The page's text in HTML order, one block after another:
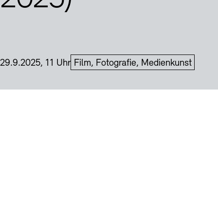
Datum und Uhrzeit:
29.9.2025, 11 Uhr Film, Fotografie, Medienkunst